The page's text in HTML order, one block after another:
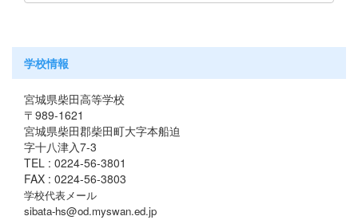
学校情報
宮城県柴田高等学校
〒989-1621
宮城県柴田郡柴田町大字本船迫
字十八津入7-3
TEL : 0224-56-3801
FAX : 0224-56-3803
学校代表メール
sibata-hs@od.myswan.ed.jp